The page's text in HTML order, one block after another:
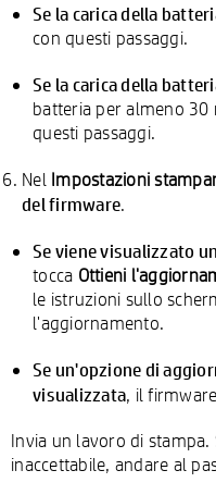
Se la carica della
con questi passaggi.
Se la carica della
batteria per almeno
questi passaggi.
Nel Impostazioni
del firmware.
Se viene visualizzato
tocca Ottieni
le istruzioni sullo
l'aggiornamento.
Se un'opzione di
visualizzata, il
Invia un lavoro di
inaccettabile, andare al